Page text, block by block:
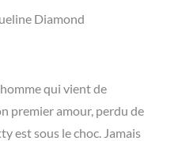
Diamond
qui vient de
premier amour, perdu de
est sous le choc. Jamais